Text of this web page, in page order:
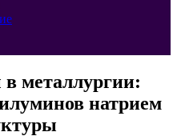
металлургии:
натрием